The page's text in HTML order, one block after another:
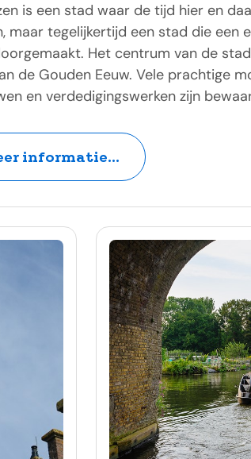
is een stad waar de tijd hier en
maar tegelijkertijd een stad die een
Het centrum van de
de Gouden Eeuw. Vele prachtige
en verdedigingswerken zijn
informatie...